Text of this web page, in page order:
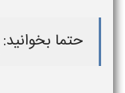
حتما بخوانید: